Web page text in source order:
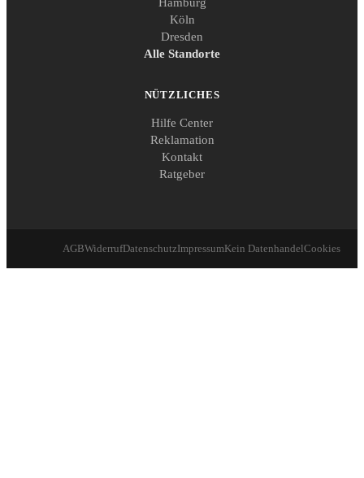
Köln
Dresden
Alle Standorte
NÜTZLICHES
Hilfe Center
Reklamation
Kontakt
Ratgeber
AGBWiderrufDatenschutzImpressumKein DatenhandelCookies